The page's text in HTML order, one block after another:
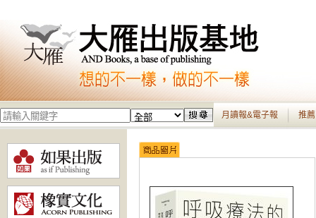
月讀報&電子報 推